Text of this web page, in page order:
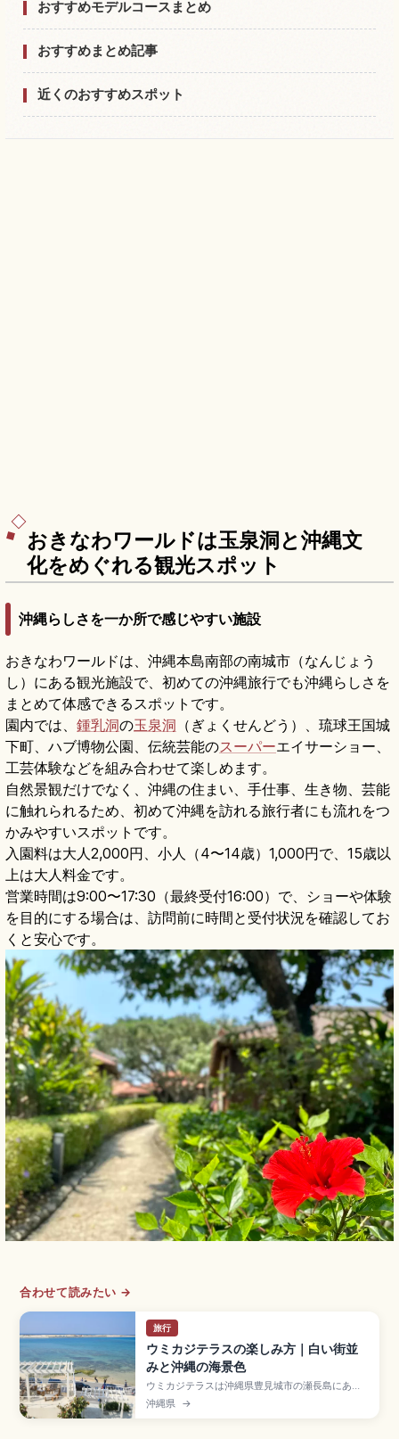
おすすめモデルコースまとめ
おすすめまとめ記事
近くのおすすめスポット
おきなわワールドは玉泉洞と沖縄文
化をめぐれる観光スポット
沖縄らしさを一か所で感じやすい施設
おきなわワールドは、沖縄本島南部の南城市（なんじょう
し）にある観光施設で、初めての沖縄旅行でも沖縄らしさを
まとめて体感できるスポットです。
園内では、 鍾乳洞の玉泉洞 （ぎょくせんどう）、琉球王国城
下町、ハブ博物公園、伝統芸能のスーパーエイサーショー、
工芸体験などを組み合わせて楽しめます。
自然景観だけでなく、沖縄の住まい、手仕事、生き物、芸能
に触れられるため、初めて沖縄を訪れる旅行者にも流れをつ
かみやすいスポットです。
入園料は大人2,000円、小人（4〜14歳）1,000円で、15歳以
上は大人料金です。
営業時間は9:00〜17:30（最終受付16:00）で、ショーや体験
を目的にする場合は、訪問前に時間と受付状況を確認してお
くと安心です。
合わせて読みたい →
旅行
ウミカジテラスの楽しみ方｜白い街並
みと沖縄の海景色
ウミカジテラスは沖縄県豊見城市の瀬長島にある
白壁が美しいリゾート商業施設で、那覇空港から
車で約15分。地中海リゾートのような白い建物が
沖縄県 →